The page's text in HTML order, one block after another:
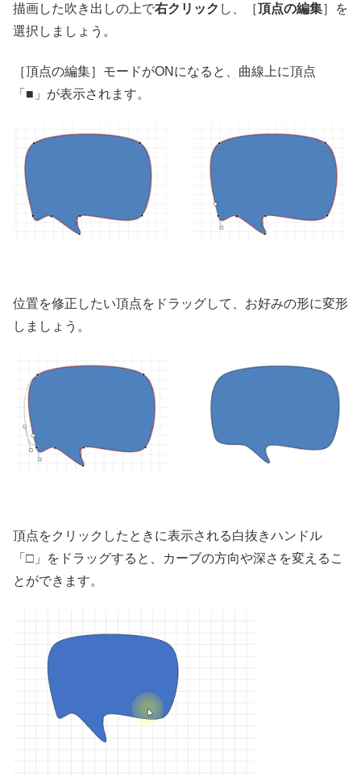
描画した吹き出しの上で右クリック し、［頂点の編集］を
選択しましょう。
［頂点の編集］モードがONになると、曲線上に頂点
「■」が表示されます。
位置を修正したい頂点をドラッグして、お好みの形に変形
しましょう。
頂点をクリックしたときに表示される白抜きハンドル
「□」をドラッグすると、カーブの方向や深さを変えるこ
とができます。